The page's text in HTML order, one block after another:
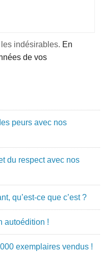
indésirables. En
de vos
peurs avec nos
du respect avec nos
qu’est-ce que c’est ?
autoédition !
exemplaires vendus !